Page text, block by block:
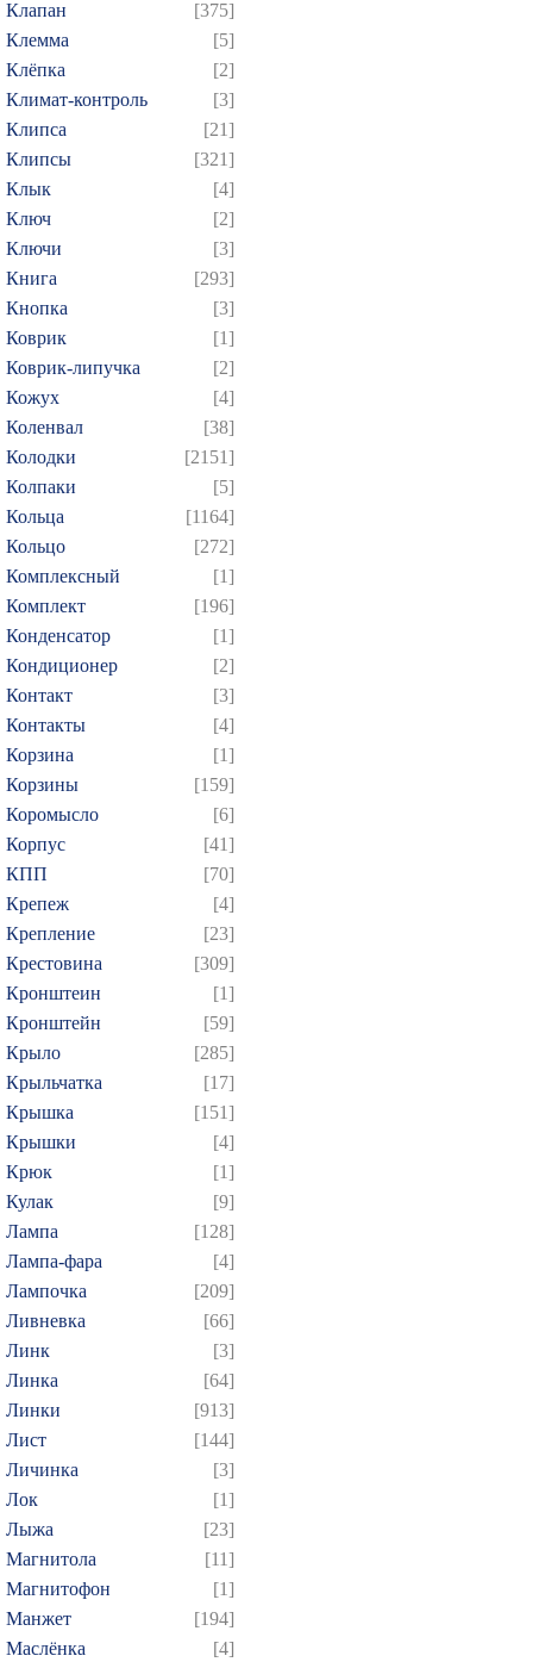
Клапан
[375]
Клемма
[5]
Клёпка
[2]
Климат-контроль
[3]
Клипса
[21]
Клипсы
[321]
Клык
[4]
Ключ
[2]
Ключи
[3]
Книга
[293]
Кнопка
[3]
Коврик
[1]
Коврик-липучка
[2]
Кожух
[4]
Коленвал
[38]
Колодки
[2151]
Колпаки
[5]
Кольца
[1164]
Кольцо
[272]
Комплексный
[1]
Комплект
[196]
Конденсатор
[1]
Кондиционер
[2]
Контакт
[3]
Контакты
[4]
Корзина
[1]
Корзины
[159]
Коромысло
[6]
Корпус
[41]
КПП
[70]
Крепеж
[4]
Крепление
[23]
Крестовина
[309]
Кронштеин
[1]
Кронштейн
[59]
Крыло
[285]
Крыльчатка
[17]
Крышка
[151]
Крышки
[4]
Крюк
[1]
Кулак
[9]
Лампа
[128]
Лампа-фара
[4]
Лампочка
[209]
Ливневка
[66]
Линк
[3]
Линка
[64]
Линки
[913]
Лист
[144]
Личинка
[3]
Лок
[1]
Лыжа
[23]
Магнитола
[11]
Магнитофон
[1]
Манжет
[194]
Маслёнка
[4]